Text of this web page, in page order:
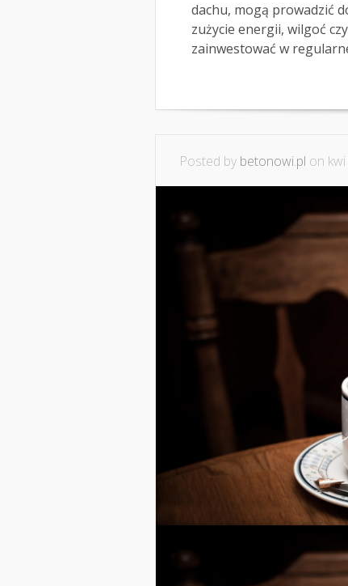
dachu, mogą prowadzić
zużycie energii, wilgoć
zainwestować w
Posted by betonowi.pl on